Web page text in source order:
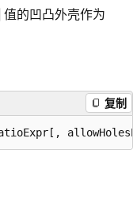
值的凹凸外壳作为
复制